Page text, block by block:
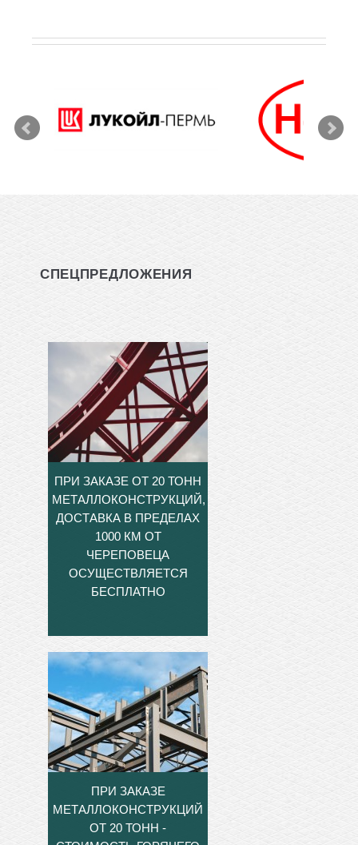
СПЕЦПРЕДЛОЖЕНИЯ
ПРИ ЗАКАЗЕ ОТ 20 ТОНН
МЕТАЛЛОКОНСТРУКЦИЙ,
ДОСТАВКА В ПРЕДЕЛАХ
1000 КМ ОТ
ЧЕРЕПОВЕЦА
ОСУЩЕСТВЛЯЕТСЯ
БЕСПЛАТНО
ПРИ ЗАКАЗЕ
МЕТАЛЛОКОНСТРУКЦИЙ
ОТ 20 ТОНН -